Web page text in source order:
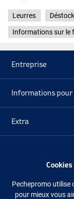
H-06
Leurres
Informations sur le
Entreprise
Informations
Extra
Suivez-nous
Pechepromo utilise
pour mieux vous